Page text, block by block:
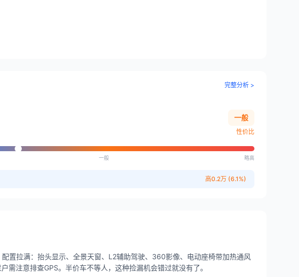
完整分析 >
一般
性价比
一般 略高
高0.2万 (6.1%)
置拉满：抬头显示、全景天窗、L2辅助驾驶、360影像、电动座椅带加热通风
注意排查GPS。半价车不等人，这种捡漏机会错过就没有了。